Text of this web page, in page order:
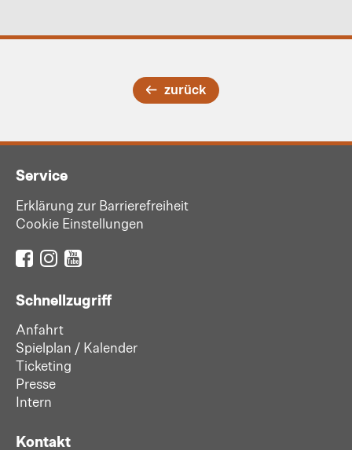
zurück
Service
Erklärung zur Barrierefreiheit
Cookie Einstellungen
Schnellzugriff
Anfahrt
Spielplan / Kalender
Ticketing
Presse
Intern
Kontakt